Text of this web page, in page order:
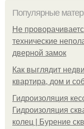
Популярные
Не
технические
дверной замок
Как выглядит
квартира, дом и
Гидроизоляция
Гидроизоляция
колец | Бурение